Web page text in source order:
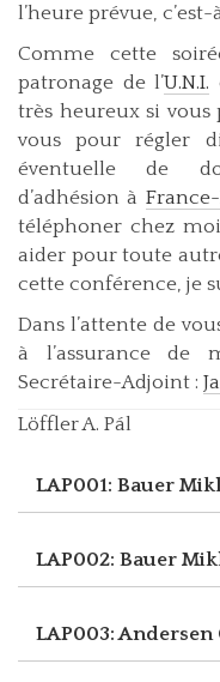
l’heure prévue,
Comme cette
patronage de l’U.N.I.
très heureux si vous
vous pour régler
éventuelle de
d’adhésion à
téléphoner chez
aider pour toute
cette conférence, je
Dans l’attente de
à l’assurance de
Secrétaire-Adjoint :
Löffler A. Pál
LAP001: Bauer
LAP002: Bauer
LAP003: Andersen